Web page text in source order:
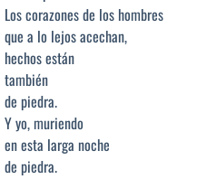
Los corazones de los hombres
que a lo lejos acechan,
hechos están
también
de piedra.
Y yo, muriendo
en esta larga noche
de piedra.